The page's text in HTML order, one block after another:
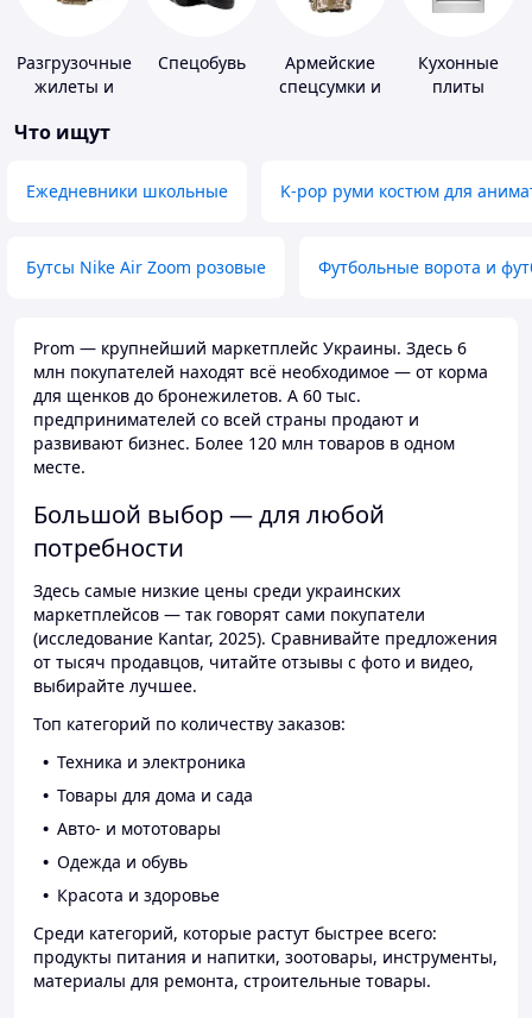
Разгрузочные
жилеты и
без плит
Спецобувь
Армейские
спецсумки и
Кухонные
плиты
Что ищут
Ежедневники школьные K-pop руми костюм для
Бутсы Nike Air Zoom розовые Футбольные ворота и
Prom — крупнейший маркетплейс Украины. Здесь 6
млн покупателей находят всё необходимое — от корма
для щенков до бронежилетов. А 60 тыс.
предпринимателей со всей страны продают и
развивают бизнес. Более 120 млн товаров в одном
месте.
Большой выбор — для любой
потребности
Здесь самые низкие цены среди украинских
маркетплейсов — так говорят сами покупатели
(исследование Kantar, 2025). Сравнивайте предложения
от тысяч продавцов, читайте отзывы с фото и видео,
выбирайте лучшее.
Топ категорий по количеству заказов:
Техника и электроника
Товары для дома и сада
Авто- и мототовары
Одежда и обувь
Красота и здоровье
Среди категорий, которые растут быстрее всего:
продукты питания и напитки, зоотовары, инструменты,
материалы для ремонта, строительные товары.